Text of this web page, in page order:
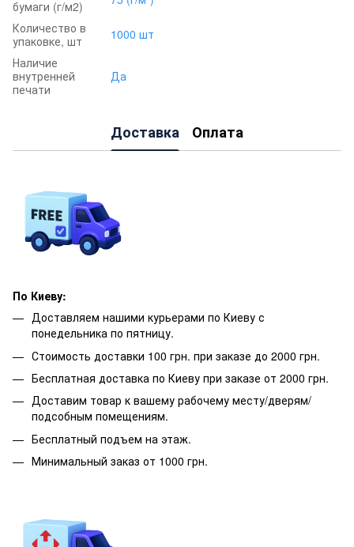
бумаги (г/м2)
Количество в
упаковке, шт
1000 шт
Наличие
внутренней
печати
Да
Доставка Оплата
По Киеву:
Доставляем нашими курьерами по Киеву с
понедельника по пятницу.
Стоимость доставки 100 грн. при заказе до 2000 грн.
Бесплатная доставка по Киеву при заказе от 2000 грн.
Доставим товар к вашему рабочему месту/дверям/
подсобным помещениям.
Бесплатный подъем на этаж.
Минимальный заказ от 1000 грн.